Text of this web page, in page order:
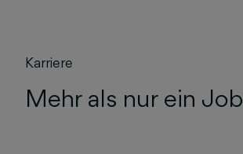
Karriere
Mehr als nur ein Job